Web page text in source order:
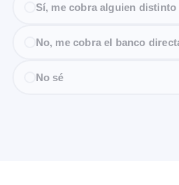
Sí, me cobra alguien
No, me cobra el banco
No sé